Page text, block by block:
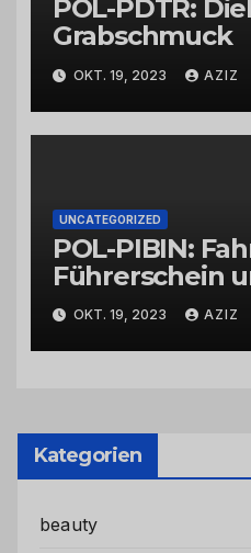
POL-PDTR:
Grabschmuck
OKT. 19, 2023 AZIZ
UNCATEGORIZED
POL-PIBIN:
Führerschein
Einfluss von
OKT. 19, 2023 AZIZ
Kategorien
beauty